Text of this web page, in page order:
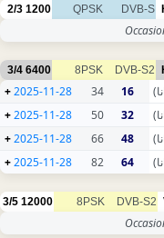
DVB-S
QPSK
1200
2/3
DVB-S2
8PSK
6400
3/4
16
34
2025-11-28
+
32
50
2025-11-28
+
48
66
2025-11-28
+
64
82
2025-11-28
+
DVB-S2
8PSK
12000
3/5